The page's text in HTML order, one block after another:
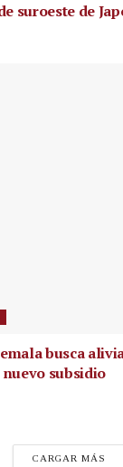
suroeste de
busca
subsidio
CARGAR MÁS